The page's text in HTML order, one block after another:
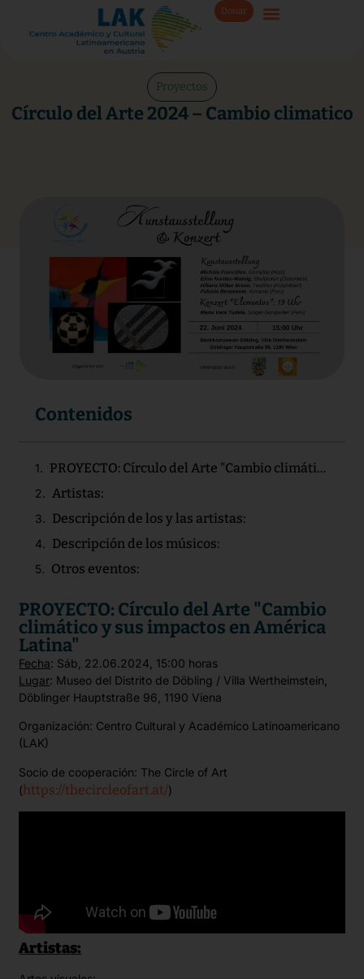
Donar
Proyectos
Círculo del Arte 2024 – Cambio climatico
Contenidos
PROYECTO: Círculo del Arte "Cambio climático y sus impactos en América Latina"
Artistas:
Descripción de los y las artistas:
Descripción de los músicos:
Otros eventos:
PROYECTO: Círculo del Arte "Cambio
climático y sus impactos en América
Latina"
Fecha: Sáb, 22.06.2024, 15:00 horas
Lugar: Museo del Distrito de Döbling / Villa Wertheimstein,
Döblinger Hauptstraße 96, 1190 Viena
Organización: Centro Cultural y Académico Latinoamericano
(LAK)
Socio de cooperación: The Circle of Art
(https://thecircleofart.at/)
Artistas: